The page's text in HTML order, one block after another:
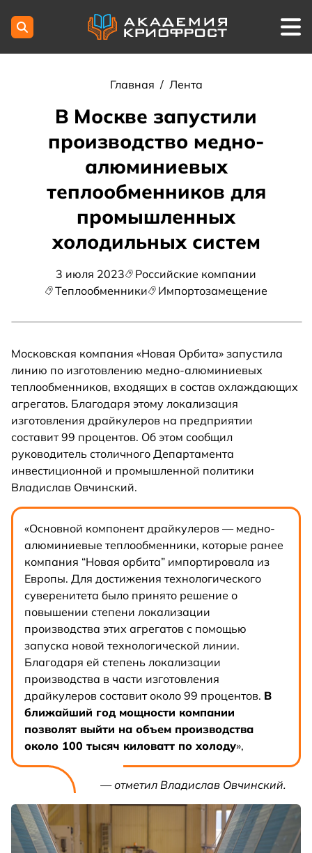
Главная / Лента
В Москве запустили
производство медно-
алюминиевых
теплообменников для
промышленных
холодильных систем
3 июля 2023
Российские компании
Теплообменники
Импортозамещение
Московская компания «Новая Орбита» запустила
линию по изготовлению медно-алюминиевых
теплообменников, входящих в состав охлаждающих
агрегатов. Благодаря этому локализация
изготовления драйкулеров на предприятии
составит 99 процентов. Об этом сообщил
руководитель столичного Департамента
инвестиционной и промышленной политики
Владислав Овчинский.
«Основной компонент драйкулеров — медно-
алюминиевые теплообменники, которые ранее
компания “Новая орбита” импортировала из
Европы. Для достижения технологического
суверенитета было принято решение о
повышении степени локализации
производства этих агрегатов с помощью
запуска новой технологической линии.
Благодаря ей степень локализации
производства в части изготовления
драйкулеров составит около 99 процентов. В
ближайший год мощности компании
позволят выйти на объем производства
около 100 тысяч киловатт по холоду»,
— отметил Владислав Овчинский.